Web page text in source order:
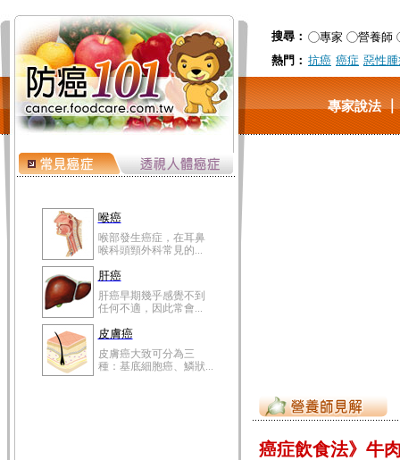
搜尋： 專家
營養師
熱門： 抗癌 癌症 惡性
專家說法
喉癌
喉部發生癌症，在耳鼻
喉科頭頸外科常見的...
肝癌
肝癌早期幾乎感覺不到
任何不適，因此常會...
皮膚癌
皮膚癌大致可分為三
種：基底細胞癌、鱗狀...
癌症飲食法》牛